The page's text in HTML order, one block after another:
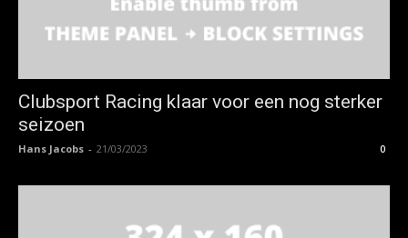
Clubsport Racing klaar voor een nog sterker
seizoen
Hans Jacobs - 21/03/2023 0